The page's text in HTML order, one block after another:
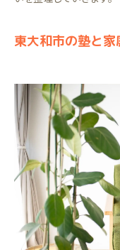
東大和市の塾と家